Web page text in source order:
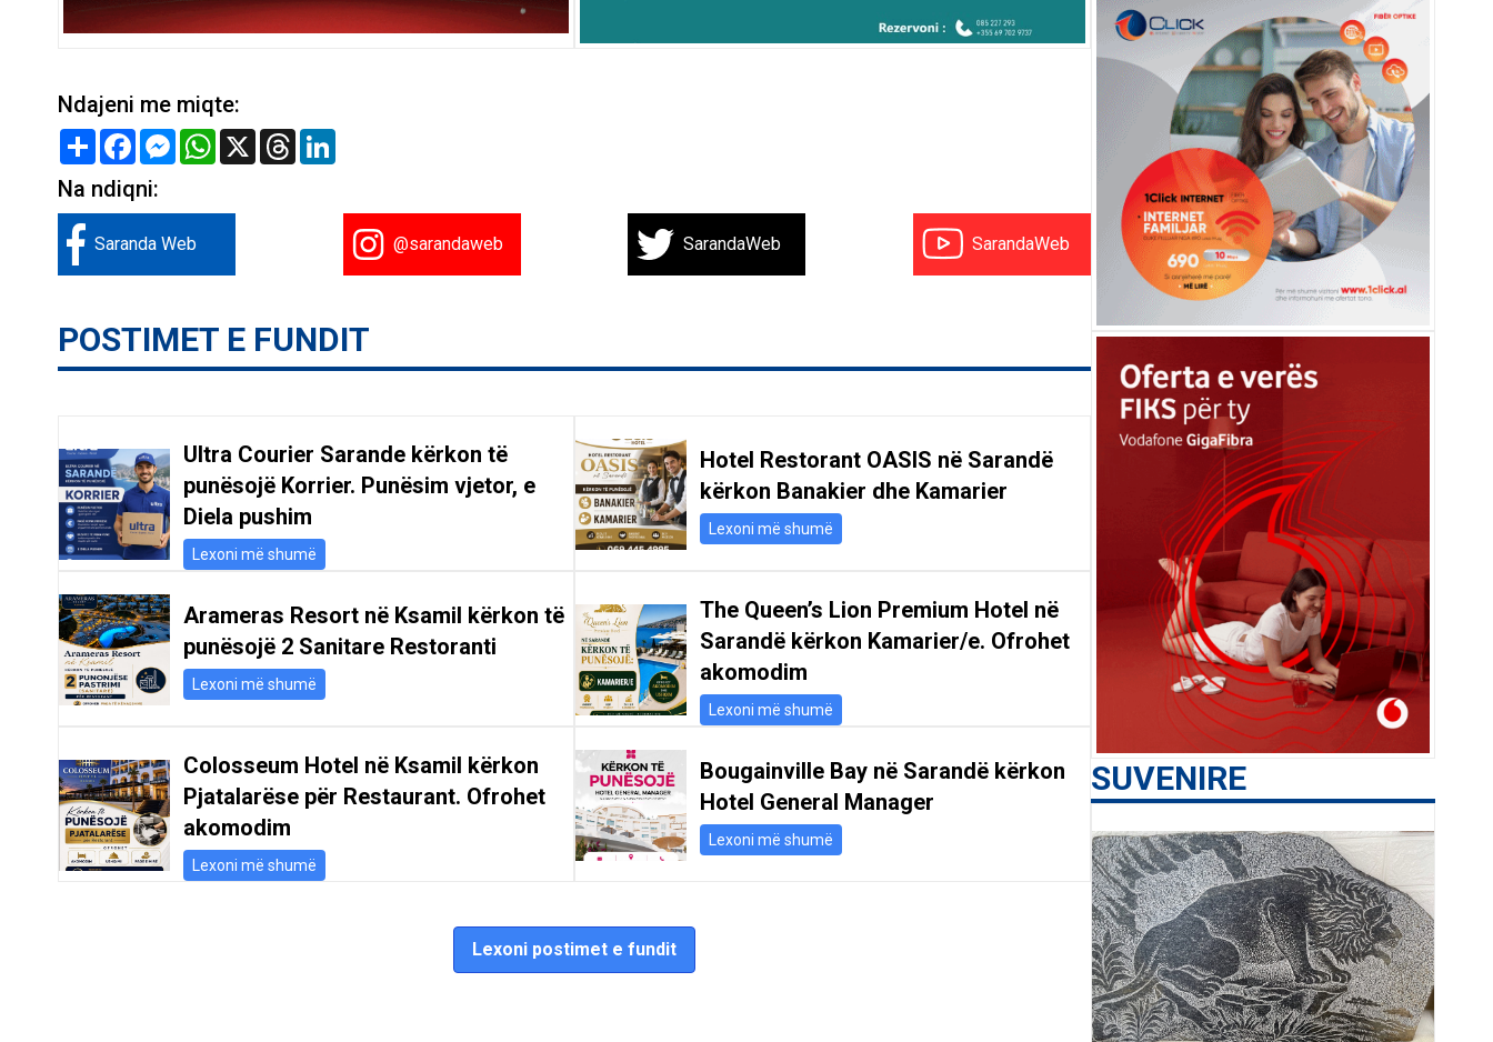
Ndajeni me miqte:
Share FacebookMessenger
WhatsApp
X Threads
Na ndiqni:
Saranda Web @sarandaweb SarandaWeb SarandaWeb
POSTIMET E FUNDIT
Ultra Courier Sarande kërkon të
punësojë Korrier. Punësim vjetor, e
Diela pushim
Lexoni më shumë
Hotel Restorant OASIS në Sarandë
kërkon Banakier dhe Kamarier
Lexoni më shumë
Arameras Resort në Ksamil kërkon të
punësojë 2 Sanitare Restoranti
Lexoni më shumë
The Queen’s Lion Premium Hotel në
Sarandë kërkon Kamarier/e. Ofrohet
akomodim
Lexoni më shumë
Colosseum Hotel në Ksamil kërkon
Pjatalarëse për Restaurant. Ofrohet
akomodim
Lexoni më shumë
Bougainville Bay në Sarandë kërkon
Hotel General Manager
Lexoni më shumë
Lexoni postimet e fundit
SUVENIRE